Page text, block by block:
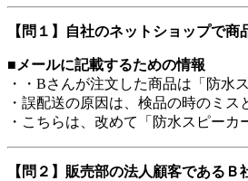
【問１】自社のネットショップで
■メールに記載するための情報
・・Bさんが注文した商品は「防水
・誤配送の原因は、検品の時のミス
・こちらは、改めて「防水スピー
【問２】販売部の法人顧客である